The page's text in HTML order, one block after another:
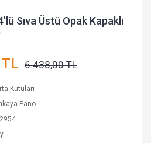
Sıva Üstü Opak Kapaklı
6.438,00 TL
Kutuları
Pano